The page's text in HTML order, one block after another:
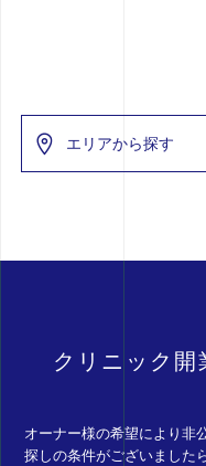
エリアから探す
クリニック開
オーナー様の希望により非
探しの条件がございました